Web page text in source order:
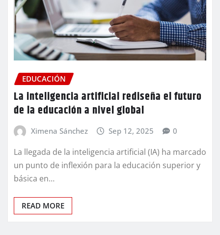
EDUCACIÓN
La inteligencia artificial rediseña el futuro
de la educación a nivel global
Ximena Sánchez Sep 12, 2025 0
La llegada de la inteligencia artificial (IA) ha marcado
un punto de inflexión para la educación superior y
básica en…
READ MORE